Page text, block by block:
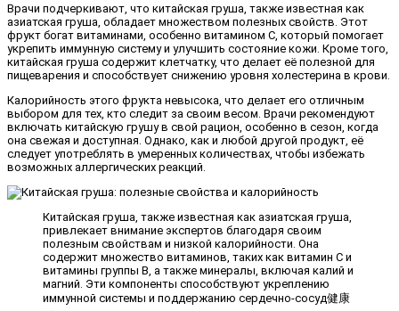
Врачи подчеркивают, что китайская груша, также известная как
азиатская груша, обладает множеством полезных свойств. Этот
фрукт богат витаминами, особенно витамином C, который помогает
укрепить иммунную систему и улучшить состояние кожи. Кроме того,
китайская груша содержит клетчатку, что делает её полезной для
пищеварения и способствует снижению уровня холестерина в крови.
Калорийность этого фрукта невысока, что делает его отличным
выбором для тех, кто следит за своим весом. Врачи рекомендуют
включать китайскую грушу в свой рацион, особенно в сезон, когда
она свежая и доступная. Однако, как и любой другой продукт, её
следует употреблять в умеренных количествах, чтобы избежать
возможных аллергических реакций.
Китайская груша, также известная как азиатская груша,
привлекает внимание экспертов благодаря своим
полезным свойствам и низкой калорийности. Она
содержит множество витаминов, таких как витамин C и
витамины группы B, а также минералы, включая калий и
магний. Эти компоненты способствуют укреплению
иммунной системы и поддержанию сердечно-сосуд健康